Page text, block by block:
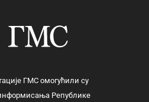
ГМС омогућили су
Републике